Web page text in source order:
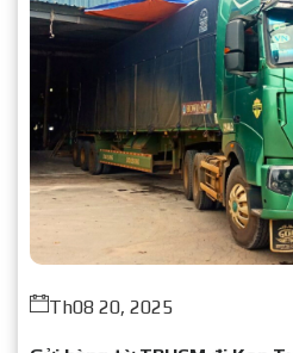
Th08 20, 2025